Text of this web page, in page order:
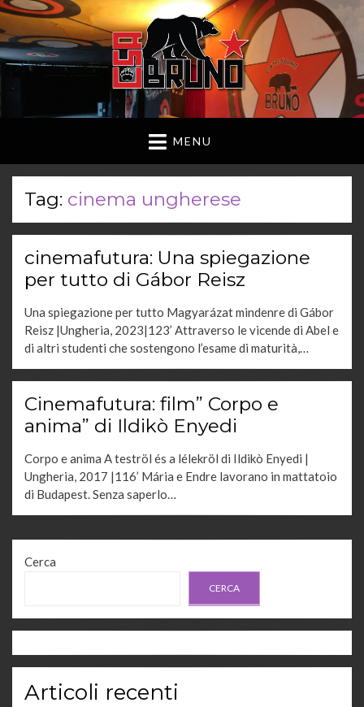
MENU
Tag: cinema ungherese
cinemafutura: Una spiegazione
per tutto di Gábor Reisz
Una spiegazione per tutto Magyarázat mindenre di Gábor
Reisz |Ungheria, 2023|123’ Attraverso le vicende di Abel e
di altri studenti che sostengono l’esame di maturità,…
Cinemafutura: film” Corpo e
anima” di Ildikò Enyedi
Corpo e anima A teströl és a lélekröl di Ildikò Enyedi |
Ungheria, 2017 |116’ Mária e Endre lavorano in mattatoio
di Budapest. Senza saperlo…
Cerca
CERCA
Articoli recenti